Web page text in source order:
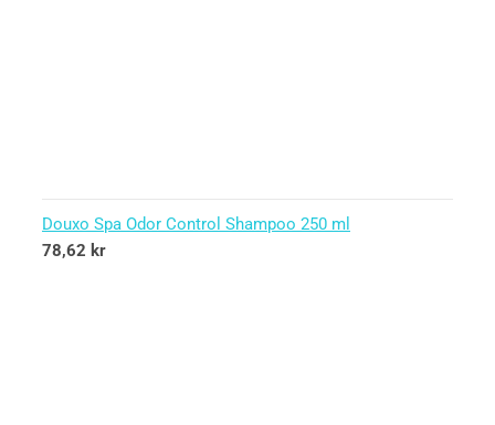
Douxo Spa Odor Control Shampoo 250 ml
78,62 kr